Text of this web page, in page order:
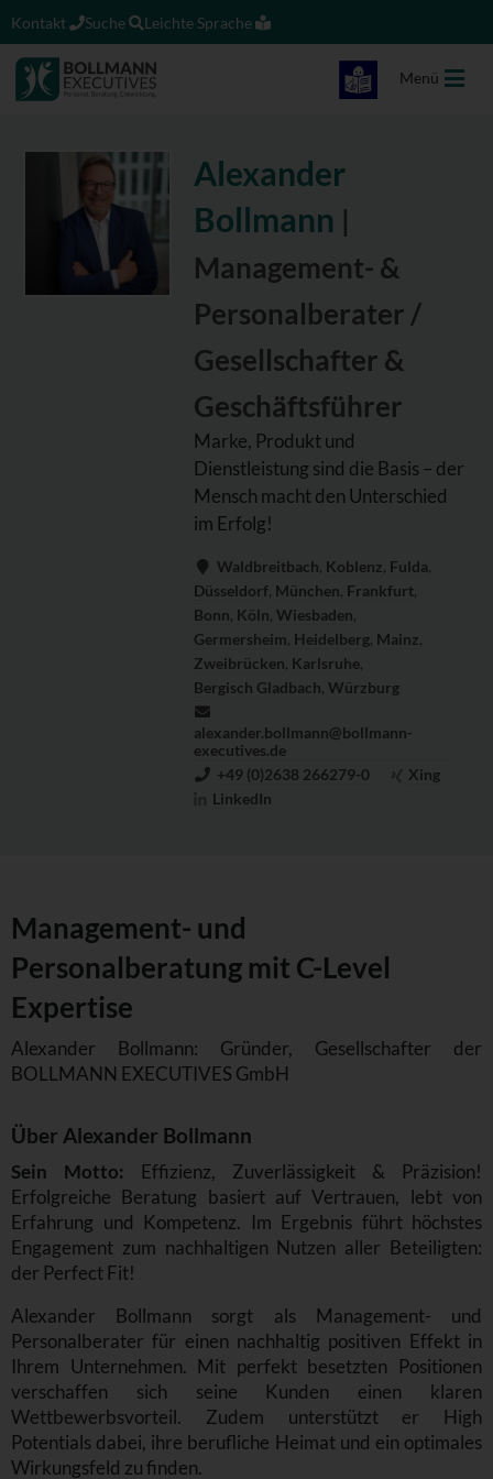
Kontakt Suche Leichte Sprache
Menü
Alexander
Bollmann
Management- &
Personalberater /
Gesellschafter &
Geschäftsführer
Marke, Produkt und
Dienstleistung sind die Basis – der
Mensch macht den Unterschied
im Erfolg!
Waldbreitbach, Koblenz, Fulda,
Düsseldorf, München, Frankfurt,
Bonn, Köln, Wiesbaden,
Germersheim, Heidelberg, Mainz,
Zweibrücken, Karlsruhe,
Bergisch Gladbach, Würzburg
alexander.bollmann@bollmann-
executives.de
+49 (0)2638 266279-0
Xing
LinkedIn
Management- und
Personalberatung mit C-Level
Expertise
Alexander Bollmann: Gründer, Gesellschafter der
BOLLMANN EXECUTIVES GmbH
Über Alexander Bollmann
Sein Motto: Effizienz, Zuverlässigkeit & Präzision!
Erfolgreiche Beratung basiert auf Vertrauen, lebt von
Erfahrung und Kompetenz. Im Ergebnis führt höchstes
Engagement zum nachhaltigen Nutzen aller Beteiligten:
der Perfect Fit!
Alexander Bollmann sorgt als Management- und
Personalberater für einen nachhaltig positiven Effekt in
Ihrem Unternehmen. Mit perfekt besetzten Positionen
verschaffen sich seine Kunden einen klaren
Wettbewerbsvorteil. Zudem unterstützt er High
Potentials dabei, ihre berufliche Heimat und ein optimales
Wirkungsfeld zu finden.